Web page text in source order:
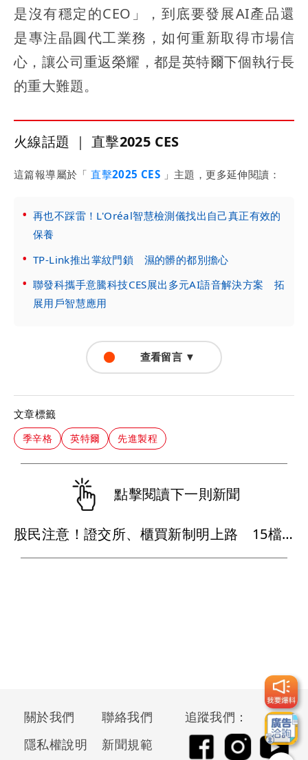
是沒有穩定的CEO」，到底要發展AI產品還
是專注晶圓代工業務，如何重新取得市場信
心，讓公司重返榮耀，都是英特爾下個執行長
的重大難題。
火線話題 ｜ 直擊2025 CES
這篇報導屬於「直擊2025 CES 」主題，更多延伸閱讀：
再也不踩雷！L'Oréal智慧檢測儀找出自己真正有效的
保養
TP-Link推出掌紋門鎖 濕的髒的都別擔心
聯發科攜手意騰科技CES展出多元AI語音解決方案 拓
展用戶智慧應用
查看留言 ▼
文章標籤
季辛格 英特爾 先進製程
點擊閱讀下一則新聞
股民注意！證交所、櫃買新制明上路 15檔股票受影響
關於我們
聯絡我們
隱私權說明
新聞規範
追蹤我們：